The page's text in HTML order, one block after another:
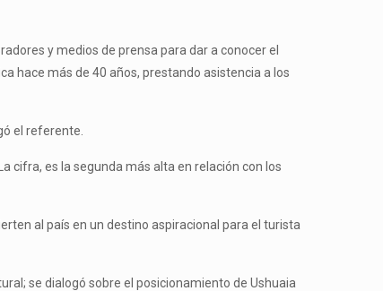
y medios de prensa para dar a conocer el
hace más de 40 años, prestando asistencia a los
el referente.
cifra, es la segunda más alta en relación con los
al país en un destino aspiracional para el turista
se dialogó sobre el posicionamiento de Ushuaia